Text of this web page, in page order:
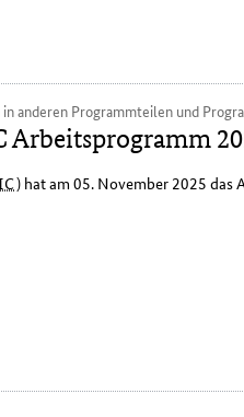
anderen Programmteilen und
) hat am 05. November 2025